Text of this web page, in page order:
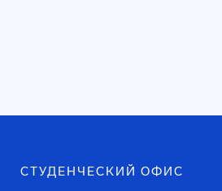
СТУДЕНЧЕСКИЙ ОФИС